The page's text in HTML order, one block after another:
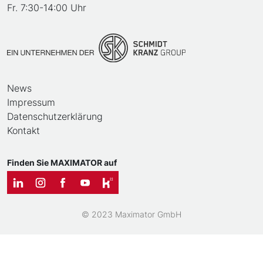
Fr. 7:30-14:00 Uhr
News
Impressum
Datenschutzerklärung
Kontakt
Finden Sie MAXIMATOR auf
© 2023 Maximator GmbH